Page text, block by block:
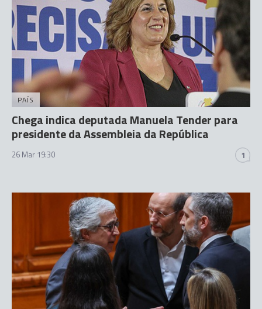
PAÍS
Chega indica deputada Manuela Tender para
presidente da Assembleia da República
26 Mar 19:30 1